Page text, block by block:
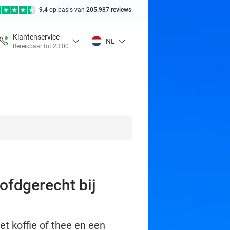
9,4 op basis van 205.987 reviews
Klantenservice
Bereikbaar tot 23:00
NL
bij
koffie of thee en een